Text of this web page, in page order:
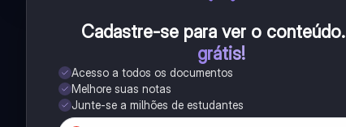
Cadastre-se para ver o conteúdo.
grátis!
Acesso a todos os documentos
Melhore suas notas
Junte-se a milhões de estudantes